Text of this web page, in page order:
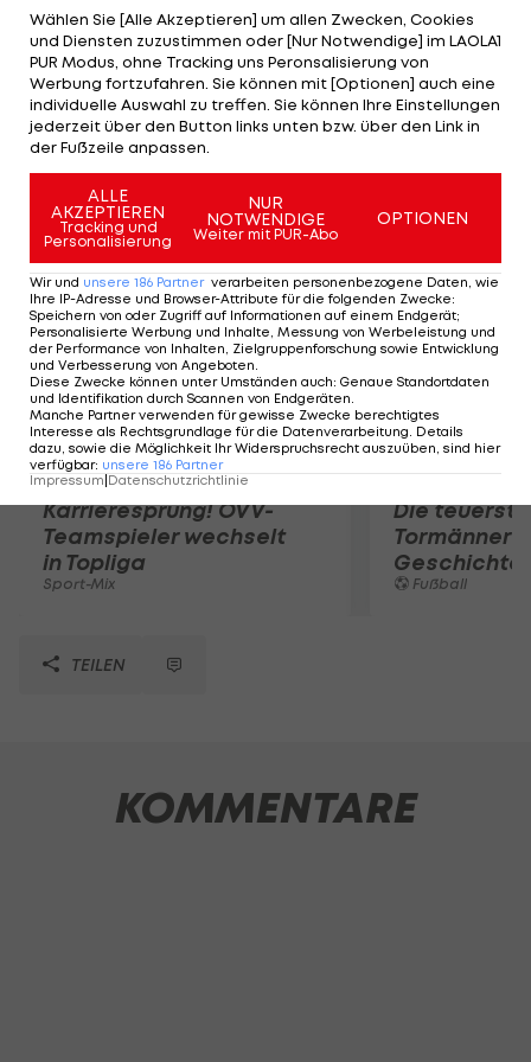
Leader klar vor Sebastian Vettel im Red Bull
(+0,486) und Valtteri Bottas (+0,639). Verlierer des
Qualifying ist neben Hamilton auch Kimi
Räikkönen. Der Finne wird von Marussia-Pilot Jules
Bianchi in Q1 kurz vor Ende der Session geschlagen
und startet als 17.
Mehr zum Thema
Karrieresprung! ÖVV-
Teamspieler wechselt
in Topliga
Sport-Mix
Die
Tormänner
Geschichte
Fußball
TEILEN
KOMMENTARE
Wählen Sie [Alle Akzeptieren] um allen Zwecken, Cookies
und Diensten zuzustimmen oder [Nur Notwendige] im LAOLA1
PUR Modus, ohne Tracking uns Peronsalisierung von
Werbung fortzufahren. Sie können mit [Optionen] auch eine
individuelle Auswahl zu treffen. Sie können Ihre Einstellungen
jederzeit über den Button links unten bzw. über den Link in
der Fußzeile anpassen.
ALLE
AKZEPTIEREN
Tracking und
Personalisierung
NUR
NOTWENDIGE
Weiter mit PUR-Abo
OPTIONEN
Wir und unsere 186 Partner verarbeiten personenbezogene Daten, wie
Ihre IP-Adresse und Browser-Attribute für die folgenden Zwecke:
Speichern von oder Zugriff auf Informationen auf einem Endgerät;
Personalisierte Werbung und Inhalte, Messung von Werbeleistung und
der Performance von Inhalten, Zielgruppenforschung sowie Entwicklung
und Verbesserung von Angeboten.
Diese Zwecke können unter Umständen auch: Genaue Standortdaten
und Identifikation durch Scannen von Endgeräten.
Manche Partner verwenden für gewisse Zwecke berechtigtes
Interesse als Rechtsgrundlage für die Datenverarbeitung. Details
dazu, sowie die Möglichkeit Ihr Widerspruchsrecht auszuüben, sind hier
verfügbar: unsere 186 Partner
Impressum Datenschutzrichtlinie